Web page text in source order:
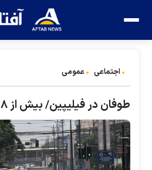
اجتماعی عمومی
طوفان در فیلیپین/ بیش از ۸ هزار نفر آواره شدند